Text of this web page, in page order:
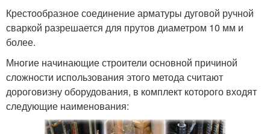
Крестообразное соединение арматуры дуговой ручной
сваркой разрешается для прутов диаметром 10 мм и
более.
Многие начинающие строители основной причиной
сложности использования этого метода считают
дороговизну оборудования, в комплект которого входят
следующие наименования: